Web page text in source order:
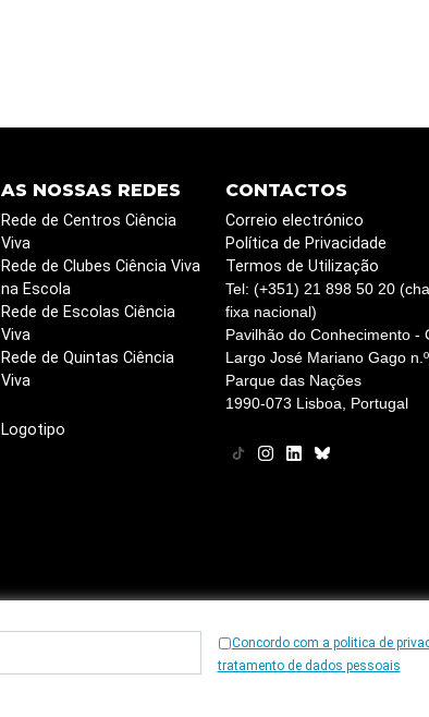
AS NOSSAS REDES
Rede de Centros Ciência
Viva
Rede de Clubes Ciência Viva
na Escola
Rede de Escolas Ciência
Viva
Rede de Quintas Ciência
Viva
Logotipo
CONTACTOS
Correio electrónico
Política de Privacidade
Termos de Utilização
Tel: (+351) 21 898 50 20
fixa nacional)
Pavilhão do Conhecimento -
Largo José Mariano Gago
Parque das Nações
1990-073 Lisboa, Portugal
-2026, Ciência Viva
Concordo com a politica de
tratamento de dados pessoais